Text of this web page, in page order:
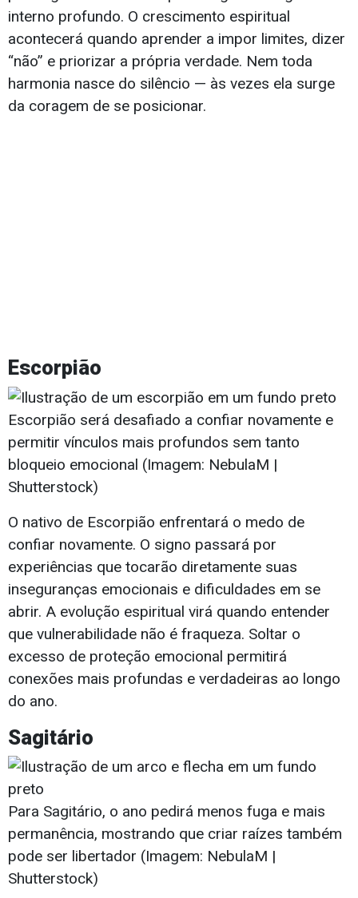
interno profundo. O crescimento espiritual
acontecerá quando aprender a impor limites, dizer
“não” e priorizar a própria verdade. Nem toda
harmonia nasce do silêncio — às vezes ela surge
da coragem de se posicionar.
Escorpião
Escorpião será desafiado a confiar novamente e
permitir vínculos mais profundos sem tanto
bloqueio emocional (Imagem: NebulaM |
Shutterstock)
O nativo de Escorpião enfrentará o medo de
confiar novamente. O signo passará por
experiências que tocarão diretamente suas
inseguranças emocionais e dificuldades em se
abrir. A evolução espiritual virá quando entender
que vulnerabilidade não é fraqueza. Soltar o
excesso de proteção emocional permitirá
conexões mais profundas e verdadeiras ao longo
do ano.
Sagitário
Para Sagitário, o ano pedirá menos fuga e mais
permanência, mostrando que criar raízes também
pode ser libertador (Imagem: NebulaM |
Shutterstock)